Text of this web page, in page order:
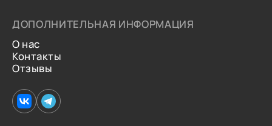
ДОПОЛНИТЕЛЬНАЯ ИНФОРМАЦИЯ
О нас
Контакты
Отзывы